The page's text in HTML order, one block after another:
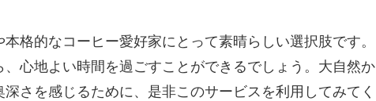
格的なコーヒー愛好家にとって素晴らしい選択肢です。
心地よい時間を過ごすことができるでしょう。大自然か
さを感じるために、是非このサービスを利用してみてく